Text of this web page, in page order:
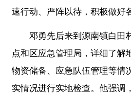
速行动、严阵以待，积极做好
邓勇先后来到源南镇白田
点和区应急管理局，详细了解
物资储备、应急队伍管理等情
实情况进行实地检查。他强调，